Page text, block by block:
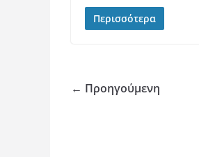
Περισσότερα
← Προηγούμενη